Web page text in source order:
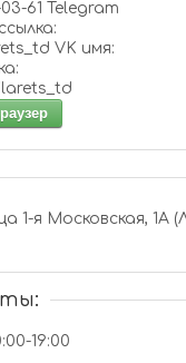
VK имя:
1-я Московская, 1А
19:00